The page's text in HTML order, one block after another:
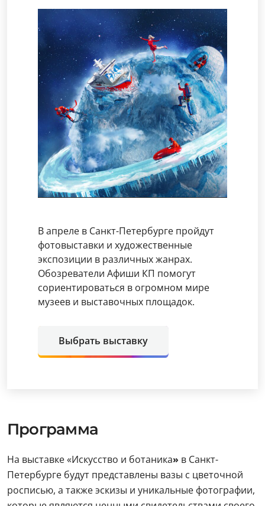
В апреле в Санкт-Петербурге пройдут
фотовыставки и художественные
экспозиции в различных жанрах.
Обозреватели Афиши КП помогут
сориентироваться в огромном мире
музеев и выставочных площадок.
Выбрать выставку
Программа
На выставке «Искусство и ботаника» в Санкт-
Петербурге будут представлены вазы с цветочной
росписью, а также эскизы и уникальные фотографии,